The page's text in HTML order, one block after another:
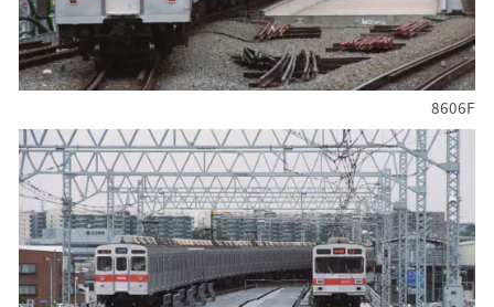
8606F